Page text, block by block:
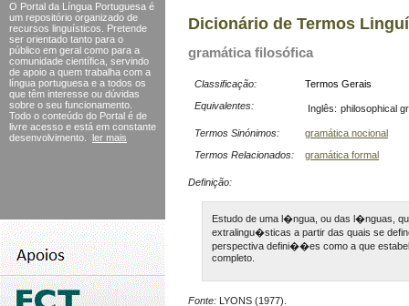
O Portal da Língua Portuguesa é
um repositório organizado de
recursos linguísticos. Pretende
ser orientado tanto para o
público em geral como para a
comunidade científica, servindo
de apoio a quem trabalha com a
língua portuguesa e a todos os
que têm interesse ou dúvidas
sobre o seu funcionamento.
Todo o conteúdo do Portal é de
livre acesso e está em constante
desenvolvimento.
ler mais
Dicionário de Termos
gramática filosófica
Classificação:
Termos Gerais
Equivalentes:
Inglês: philosophical
Termos Sinónimos:
gramática nocional
Termos Relacionados:
gramática formal
Definição:
Estudo de uma l�ngua, ou das l�nguas,
extralingu�sticas a partir das quais se
perspectiva defini��es como a que
completo.
Fonte: LYONS (1977).